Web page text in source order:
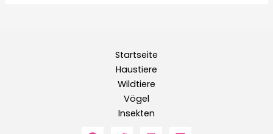
Startseite
Haustiere
Wildtiere
Vögel
Insekten